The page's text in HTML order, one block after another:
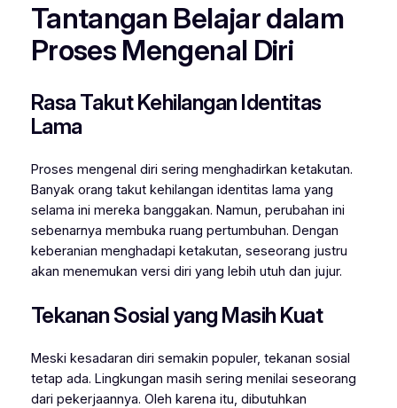
Tantangan Belajar dalam
Proses Mengenal Diri
Rasa Takut Kehilangan Identitas
Lama
Proses mengenal diri sering menghadirkan ketakutan.
Banyak orang takut kehilangan identitas lama yang
selama ini mereka banggakan. Namun, perubahan ini
sebenarnya membuka ruang pertumbuhan. Dengan
keberanian menghadapi ketakutan, seseorang justru
akan menemukan versi diri yang lebih utuh dan jujur.
Tekanan Sosial yang Masih Kuat
Meski kesadaran diri semakin populer, tekanan sosial
tetap ada. Lingkungan masih sering menilai seseorang
dari pekerjaannya. Oleh karena itu, dibutuhkan